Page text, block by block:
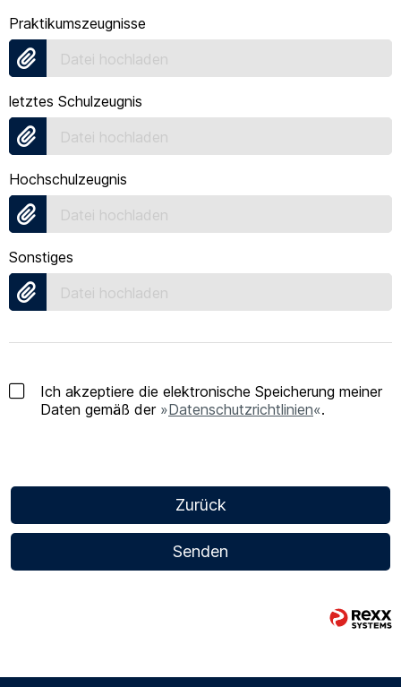
Praktikumszeugnisse
Datei hochladen
letztes Schulzeugnis
Datei hochladen
Hochschulzeugnis
Datei hochladen
Sonstiges
Datei hochladen
Ich akzeptiere die elektronische Speicherung meiner
Daten gemäß der
Datenschutzrichtlinien .
Zurück
Senden